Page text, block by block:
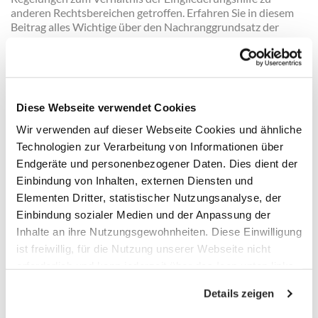
Diese Webseite verwendet Cookies
Wir verwenden auf dieser Webseite Cookies und ähnliche
Technologien zur Verarbeitung von Informationen über
Endgeräte und personenbezogener Daten. Dies dient der
Einbindung von Inhalten, externen Diensten und
Elementen Dritter, statistischer Nutzungsanalyse, der
Einbindung sozialer Medien und der Anpassung der
Inhalte an ihre Nutzungsgewohnheiten. Diese Einwilligung
ist freiwillig, für die Nutzung unserer Webseite nicht
und imImpressum
Details zeigen
anderen Rechtsbereichen getroffen. Erfahren Sie in diesem
Beitrag alles Wichtige über den Nachranggrundsatz der
Eingliederungshilfe zu anderen Rechtsbereichen.
Mehr erfahren
Welche verfahrensrechtliche Besonderheiten
gibt es?
Der Gesetzgeber hat im Verfahrensrecht für den Bereich der
Eingliederungshilfe verschiedene spezielle Regelungen
vorgesehen, die nicht für die übrigen Rehabilitationsträger
gelten. Diese betreffen im Bereich der Eingliederungshilfe das
Antragserfordernis, die Bestimmung und Zuständigkeit des
leistenden Trägers sowie das Gesamtplanverfahren. Welche
dies konkret sind, wird in diesem Beitrag dargestellt.
Mehr erfahren